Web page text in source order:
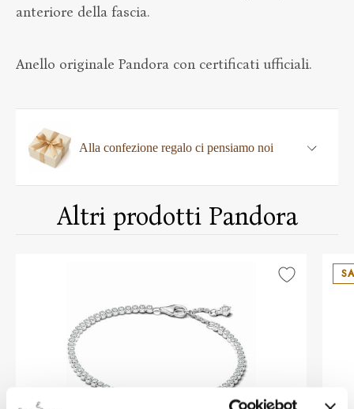
anteriore della fascia.
Anello originale Pandora con certificati ufficiali.
Alla confezione regalo ci pensiamo noi
Altri prodotti Pandora